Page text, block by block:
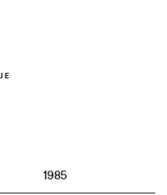
Barták (Rudolf Jelínek),
angažovaný snímek si
1985